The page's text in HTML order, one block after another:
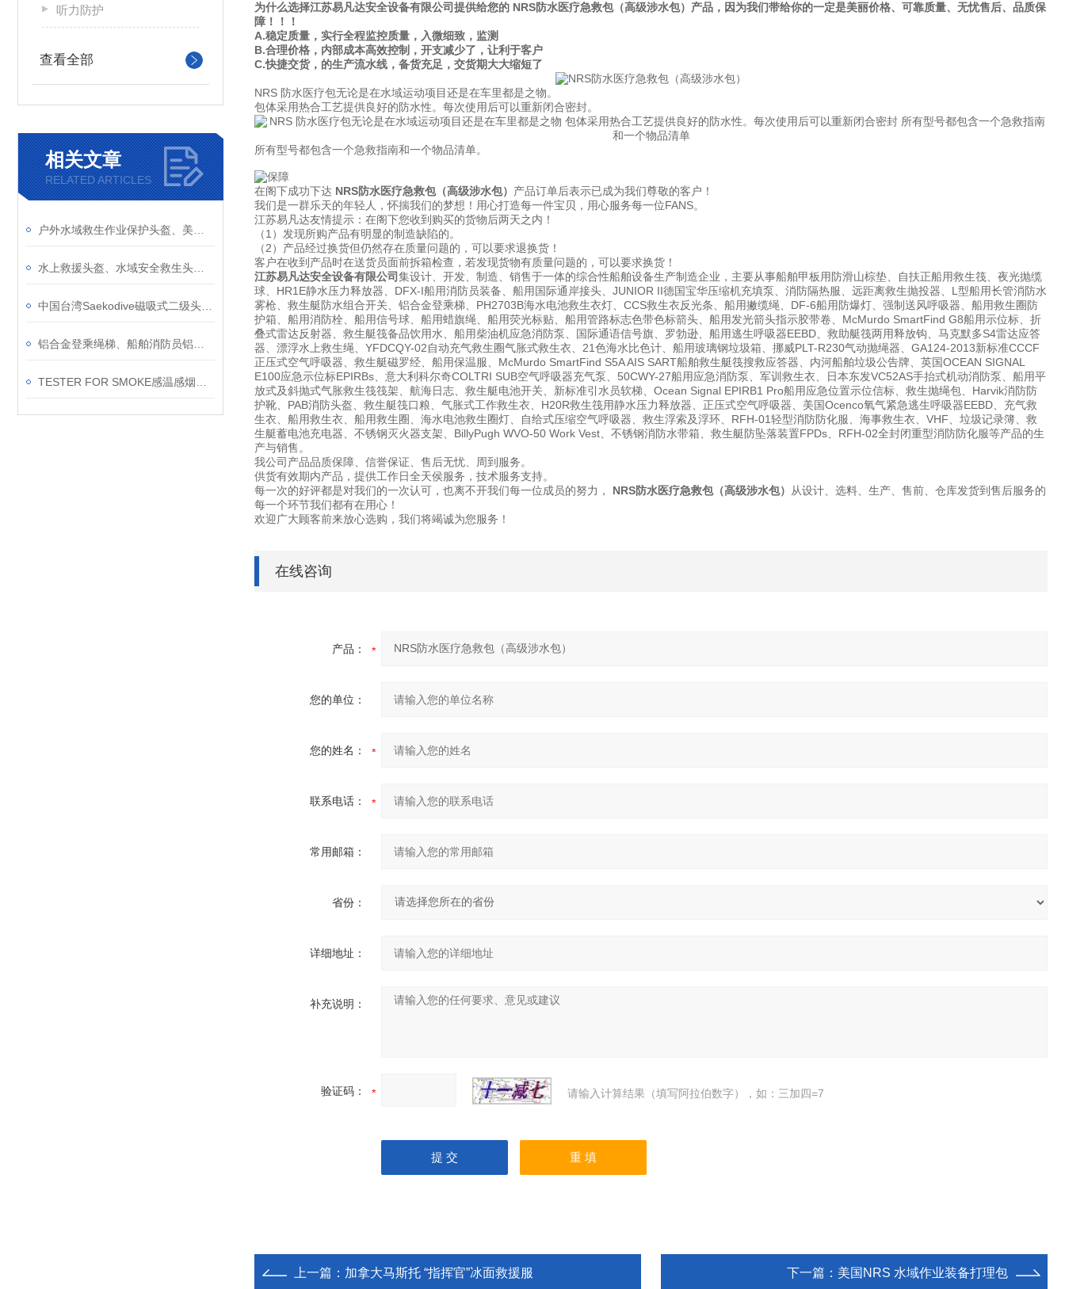
听力防护
查看全部
相关文章
RELATED ARTICLES
为什么选择江苏易凡达安全设备有限公司提供给您的 NRS防水医疗急救包（高级涉水包）产品，因为我们带给你的一定是美丽价格、可靠质量、无忧售后、品质保
障！！！
A.稳定质量，实行全程监控质量，入微细致，监测
B.合理价格，内部成本高效控制，开支减少了，让利于客户
C.快捷交货，的生产流水线，备货充足，交货期大大缩短了
NRS 防水医疗包无论是在水域运动项目还是在车里都是之物。
包体采用热合工艺提供良好的防水性。每次使用后可以重新闭合密封。
所有型号都包含一个急救指南和一个物品清单。
在阁下成功下达 NRS防水医疗急救包（高级涉水包） 产品订单后表示已成为我们尊敬的客户！
我们是一群乐天的年轻人，怀揣我们的梦想！用心打造每一件宝贝，用心服务每一位FANS。
江苏易凡达友情提示：在阁下您收到购买的货物后两天之内！
（1）发现所购产品有明显的制造缺陷的。
（2）产品经过换货但仍然存在质量问题的，可以要求退换货！
客户在收到产品时在送货员面前拆箱检查，若发现货物有质量问题的，可以要求换货！
江苏易凡达安全设备有限公司集设计、开发、制造、销售于一体的综合性船舶设备生产制造企业，主要从事船舶甲板用防滑山棕垫、自扶正船用救生筏、夜光抛缆
球、HR1E静水压力释放器、DFX-I船用消防员装备、船用国际通岸接头、JUNIOR II德国宝华压缩机充填泵、消防隔热服、远距离救生抛投器、L型船用长管消防水
雾枪、救生艇防水组合开关、铝合金登乘梯、PH2703B海水电池救生衣灯、CCS救生衣反光条、船用撇缆绳、DF-6船用防爆灯、强制送风呼吸器、船用救生圈防
护箱、船用消防栓、船用信号球、船用蜡旗绳、船用荧光标贴、船用管路标志色带色标箭头、船用发光箭头指示胶带卷、McMurdo SmartFind G8船用示位标、折
叠式雷达反射器、救生艇筏备品饮用水、船用柴油机应急消防泵、国际通语信号旗、罗勃逊、船用逃生呼吸器EEBD、救助艇筏两用释放钩、马克默多S4雷达应答
器、漂浮水上救生绳、YFDCQY-02自动充气救生圈气胀式救生衣、21色海水比色计、船用玻璃钢垃圾箱、挪威PLT-R230气动抛绳器、GA124-2013新标准CCCF
正压式空气呼吸器、救生艇磁罗经、船用保温服、McMurdo SmartFind S5A AIS SART船舶救生艇筏搜救应答器、内河船舶垃圾公告牌、英国OCEAN SIGNAL
E100应急示位标EPIRBs、意大利科尔奇COLTRI SUB空气呼吸器充气泵、50CWY-27船用应急消防泵、军训救生衣、日本东发VC52AS手抬式机动消防泵、船用平
放式及斜抛式气胀救生筏筏架、航海日志、救生艇电池开关、新标准引水员软梯、Ocean Signal EPIRB1 Pro船用应急位置示位信标、救生抛绳包、Harvik消防防
护靴、PAB消防头盔、救生艇筏口粮、气胀式工作救生衣、H20R救生筏用静水压力释放器、正压式空气呼吸器、美国Ocenco氧气紧急逃生呼吸器EEBD、充气救
生衣、船用救生衣、船用救生圈、海水电池救生圈灯、自给式压缩空气呼吸器、救生浮索及浮环、RFH-01轻型消防防化服、海事救生衣、VHF、垃圾记录簿、救
生艇蓄电池充电器、不锈钢灭火器支架、BillyPugh WVO-50 Work Vest、不锈钢消防水带箱、救生艇防坠落装置FPDs、RFH-02全封闭重型消防防化服等产品的生
产与销售。
我公司产品品质保障、信誉保证、售后无忧、周到服务。
供货有效期内产品，提供工作日全天侯服务，技术服务支持。
每一次的好评都是对我们的一次认可，也离不开我们每一位成员的努力，
NRS防水医疗急救包（高级涉水包）
从设计、选料、生产、售前、仓库发货到售后服务的
每一个环节我们都有在用心！
欢迎广大顾客前来放心选购，我们将竭诚为您服务！
在线咨询
产品：
您的单位：
您的姓名：
联系电话：
常用邮箱：
省份：
详细地址：
补充说明：
验证码： 请输入计算结果（填写阿拉伯数字），如：三加四=7
上一篇： 加拿大马斯托 “指挥官”冰面救援服 下一篇： 美国NRS 水域作业装备打理包